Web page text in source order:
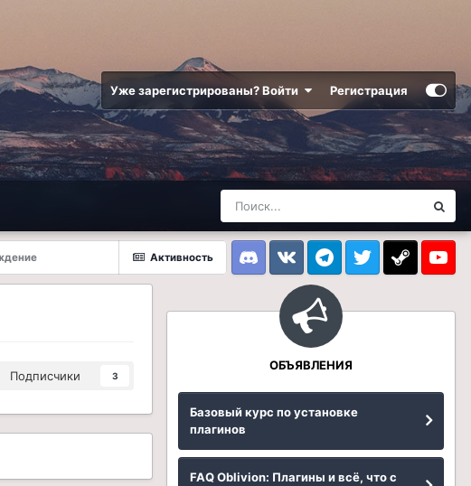
Уже зарегистрированы? Войти Регистрация
Активность
DiscordVK TelegramTwitter Steam
Подписчики 3
ОБЪЯВЛЕНИЯ
Базовый курс по установке
плагинов
FAQ Oblivion: Плагины и всё, что с